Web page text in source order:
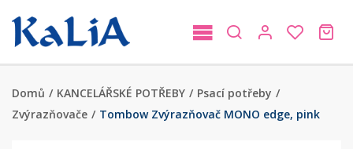
Domů / KANCELÁŘSKÉ POTŘEBY / Psací potřeby /
Zvýrazňovače / Tombow Zvýrazňovač MONO edge, pink